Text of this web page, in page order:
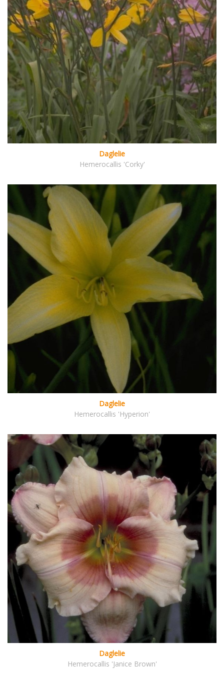
Daglelie
Hemerocallis 'Corky'
Daglelie
Hemerocallis 'Hyperion'
Daglelie
Hemerocallis 'Janice Brown'